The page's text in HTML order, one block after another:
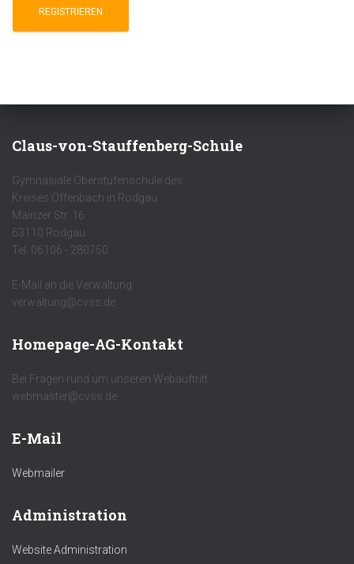
Claus-von-Stauffenberg-Schule
Gymnasiale Oberstufenschule des
Kreises Offenbach in Rodgau
Mainzer Str. 16
63110 Rodgau
Tel. 06106 - 280750
E-Mail an die Verwaltung:
verwaltung@cvss.de
Homepage-AG-Kontakt
Bei Fragen rund um unseren Webauftritt:
webmaster@cvss.de
E-Mail
Webmailer
Administration
Website Administration